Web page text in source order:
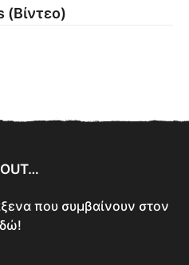
(Βίντεο)
που συμβαίνουν στον